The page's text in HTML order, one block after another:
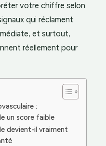
votre chiffre selon
qui réclament
et surtout,
réellement pour
:
un score faible
devient-il vraiment